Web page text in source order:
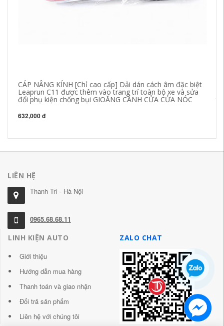
CÁP NÂNG KÍNH [Chỉ cao cấp] Dải dán cách âm đặc biệt
Leaprun C11 được thêm vào trang trí toàn bộ xe và sửa
đổi phụ kiện chống bụi GIOĂNG CÁNH CỬA CỬA NÓC
632,000 đ
LIÊN HỆ
Thanh Trì - Hà Nội
0965.68.68.11
LINH KIỆN AUTO
Giới thiệu
Hướng dẫn mua hàng
Thanh toán và giao nhận
Đổi trả sản phẩm
Liên hệ với chúng tôi
ZALO CHAT